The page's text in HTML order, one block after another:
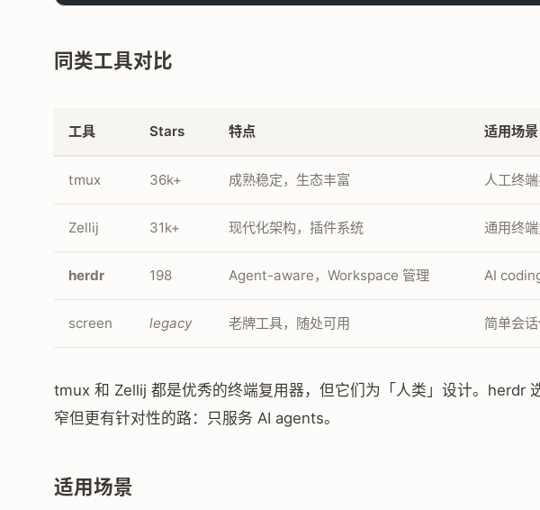
同类工具对比
工具 Stars 特点 适用场景
tmux 36k+ 成熟稳定，生态丰富 人工终
Zellij 31k+ 现代化架构，插件系统 通用终
herdr 198 Agent-aware，Workspace 管理 AI
screen legacy 老牌工具，随处可用 简单会
tmux 和 Zellij 都是优秀的终端复用器，但它们为「人类」设计。herdr
窄但更有针对性的路：只服务 AI agents。
适用场景